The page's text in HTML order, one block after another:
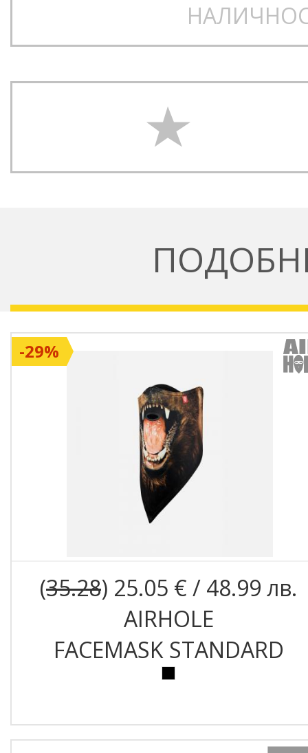
(35.28) 25.05 € / 48.99 лв.
AIRHOLE
FACEMASK STANDARD
-29%